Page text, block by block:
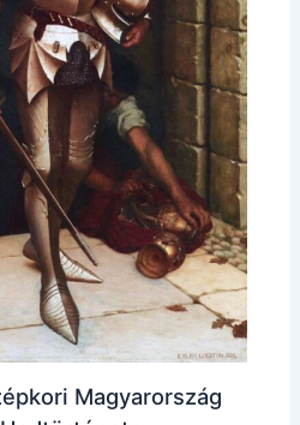
Magyarország